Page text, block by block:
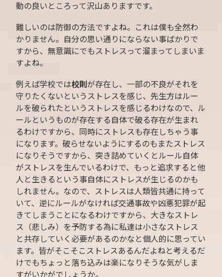
動の良いところって沢山ありますです。
難しいのは防御の方法ですよね。これは僕も全然わ
かりません。自分の思い通りにならない事ばかりで
すから、無意識にでもストレスって溜まってしまいま
すよね。
例えば学校では校則が存在し、一部の不良がそれを
守りたくないというストレスを感じ、先生方はルー
ルを破られたというストレスを感じるわけなので、ル
ールというものが存在する自体で破る存在が生まれ
るわけですから、同時にストレスも存在しちゃう事
になります。破らせないようにするのもまたストレス
になりそうですから、突き詰めていくとルール自体
がストレスを生んでいるわけで、もっと追求すると他
人と生きるという事自体にストレスが生じるのかも
しれません。なので、ストレスは人類皆共通に持って
いて、逆にルールがなければ交通事故や凶悪犯罪が起
きてしまうことになるわけですから、大きなストレ
ス（悲しみ）を予防する為に私達は小さなストレス
と共存していく必要があるのかなと個人的に思ってい
ます。皆がそこそこストレスあるんだよねと考えるだ
けでもちょっと落ち込みは楽になりそうな気がしま
すがいかがでしょうか。